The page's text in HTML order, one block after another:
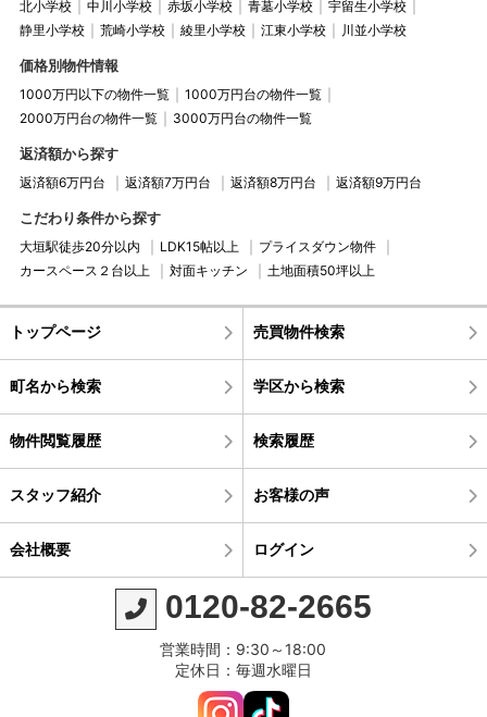
北小学校
中川小学校 赤坂小学校 青墓小学校
宇留生小学校
静里小学校
荒崎小学校 綾里小学校 江東小学校 川並小学校
価格別物件情報
1000万円以下の物件一覧
1000万円台の物件一覧
2000万円台の物件一覧
3000万円台の物件一覧
返済額から探す
返済額6万円台 返済額7万円台 返済額8万円台 返済額9万円台
こだわり条件から探す
大垣駅徒歩20分以内 LDK15帖以上
プライスダウン物件
カースペース２台以上
対面キッチン 土地面積50坪以上
トップページ 売買物件検索
町名から検索 学区から検索
物件閲覧履歴 検索履歴
スタッフ紹介 お客様の声
会社概要 ログイン
0120-82-2665
営業時間：9:30～18:00
定休日：毎週水曜日